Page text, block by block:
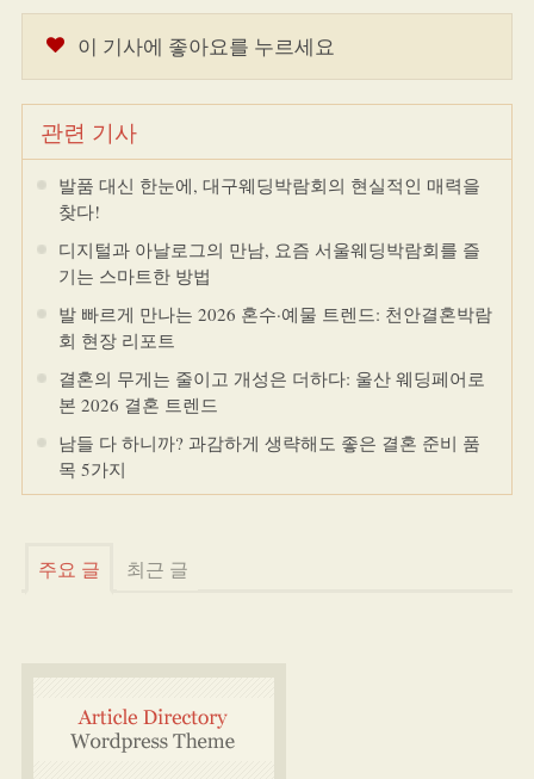
이 기사에 좋아요를 누르세요
관련 기사
발품 대신 한눈에, 대구웨딩박람회의 현실적인 매력을
찾다!
디지털과 아날로그의 만남, 요즘 서울웨딩박람회를 즐
기는 스마트한 방법
발 빠르게 만나는 2026 혼수·예물 트렌드: 천안결혼박람
회 현장 리포트
결혼의 무게는 줄이고 개성은 더하다: 울산 웨딩페어로
본 2026 결혼 트렌드
남들 다 하니까? 과감하게 생략해도 좋은 결혼 준비 품
목 5가지
주요 글 최근 글